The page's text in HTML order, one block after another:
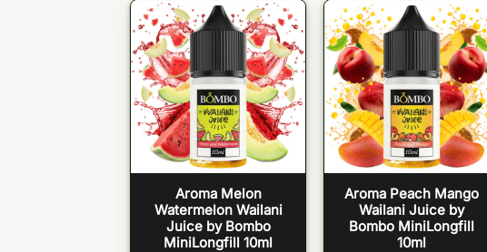
Aroma Melon
Watermelon Wailani
Juice by Bombo
MiniLongfill 10ml
Aroma Peach Mango
Wailani Juice by
Bombo MiniLongfill
10ml